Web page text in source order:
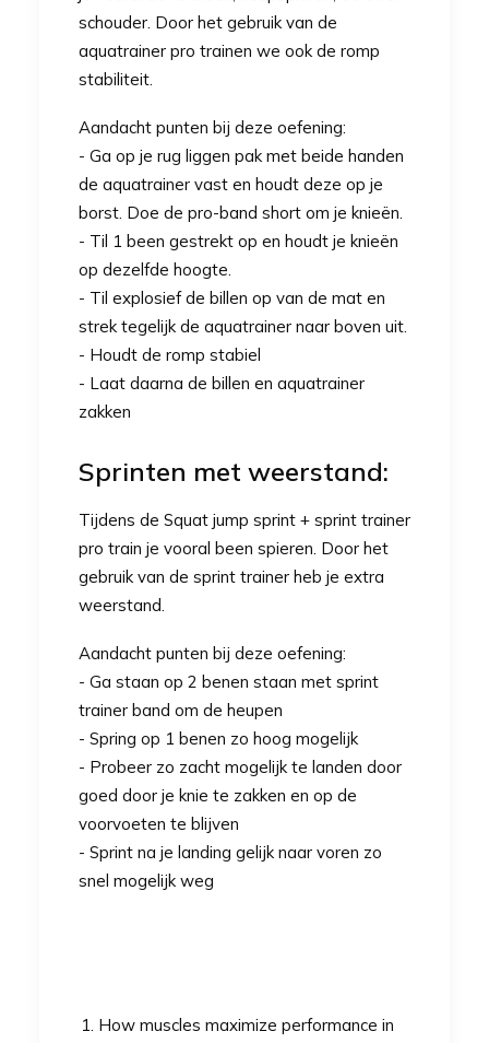
schouder. Door het gebruik van de
aquatrainer pro trainen we ook de romp
stabiliteit.
Aandacht punten bij deze oefening:
- Ga op je rug liggen pak met beide handen
de aquatrainer vast en houdt deze op je
borst. Doe de pro-band short om je knieën.
- Til 1 been gestrekt op en houdt je knieën
op dezelfde hoogte.
- Til explosief de billen op van de mat en
strek tegelijk de aquatrainer naar boven uit.
- Houdt de romp stabiel
- Laat daarna de billen en aquatrainer
zakken
Sprinten met weerstand:
Tijdens de Squat jump sprint + sprint trainer
pro train je vooral been spieren. Door het
gebruik van de sprint trainer heb je extra
weerstand.
Aandacht punten bij deze oefening:
- Ga staan op 2 benen staan met sprint
trainer band om de heupen
- Spring op 1 benen zo hoog mogelijk
- Probeer zo zacht mogelijk te landen door
goed door je knie te zakken en op de
voorvoeten te blijven
- Sprint na je landing gelijk naar voren zo
snel mogelijk weg
How muscles maximize performance in